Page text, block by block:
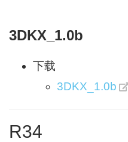
3DKX_1.0b
下载
3DKX_1.0b
R34